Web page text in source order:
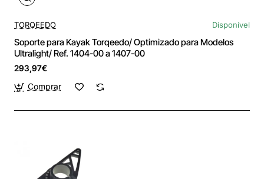
TORQEEDO Disponível
Soporte para Kayak Torqeedo/ Optimizado para Modelos
Ultralight/ Ref. 1404-00 a 1407-00
293,97€
Comprar